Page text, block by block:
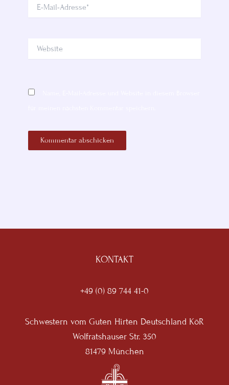
Mail-
KONTAKT
+49 (0) 89 744 41-0
Schwestern vom Guten Hirten Deutschland KöR
Wolfratshauser Str. 350
81479 München